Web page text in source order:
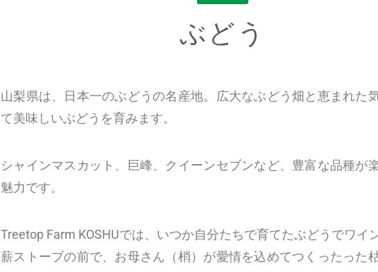
ぶどう
山梨県は、日本一のぶどうの名産地。広大なぶどう畑と恵まれた
て美味しいぶどうを育みます。
シャインマスカット、巨峰、クイーンセブンなど、豊富な品種が
魅力です。
Treetop Farm KOSHUでは、いつか自分たちで育てたぶどうでワイ
薪ストーブの前で、お母さん（梢）が愛情を込めてつくったった